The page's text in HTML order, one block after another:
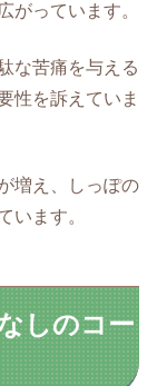
がっています。
な苦痛を与える
性を訴えていま
増え、しっぽの
います。
しのコー